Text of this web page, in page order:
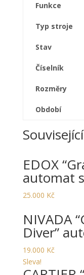
Funkce
Typ stroje
Stav
Číselník
Rozměry
Období
EDOX
automat
25.000 Kč
NIVADA
Diver”
19.000 Kč
Sleva!